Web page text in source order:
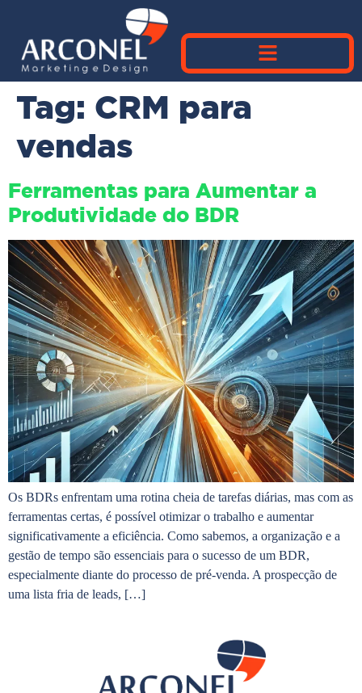
Tag: CRM para
vendas
Ferramentas para Aumentar a
Produtividade do BDR
Os BDRs enfrentam uma rotina cheia de tarefas diárias, mas com as
ferramentas certas, é possível otimizar o trabalho e aumentar
significativamente a eficiência. Como sabemos, a organização e a
gestão de tempo são essenciais para o sucesso de um BDR,
especialmente diante do processo de pré-venda. A prospecção de
uma lista fria de leads, […]